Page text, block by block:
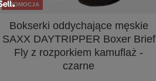
PROMOCJA
Bokserki oddychające męskie
SAXX DAYTRIPPER Boxer Brief
Fly z rozporkiem kamuflaż -
czarne